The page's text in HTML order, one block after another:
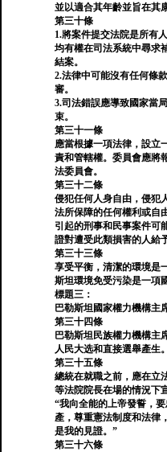
並以適合其年齡並旨在其
第三十條
1.將案件提交法院是所有
均有權在司法系統中尋求
結案。
2.法律中可能沒有任何條
審。
3.司法錯誤應導致國家當
束。
第三十一條
應當根據一項法律，設立
責和管轄權。委員會應將
法委員會。
第三十二條
侵犯任何人身自由，侵犯
法所保障的任何權利或自
引起的刑事和民事案件可
證對遭受此類損害的人給
第三十三條
享受平衡，清潔的環境是
斯坦環境免受污染是一項
標題三：
巴勒斯坦國家權力機構主
第三十四條
巴勒斯坦民族權力機構主
人民大选和直接選舉產生。
第三十五條
總統在就職之前，應在立
等法院院長在場的情況下
“我向全能的上帝發誓，
產，尊重憲法制度和法律
是我的見證。”
第三十六條